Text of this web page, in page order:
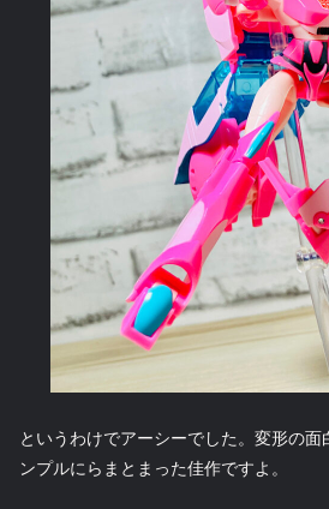
というわけでアーシーでした。変形の
ンプルにらまとまった佳作ですよ。